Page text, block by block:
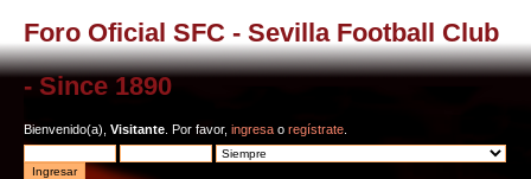
Foro Oficial SFC - Sevilla Football Club
- Since 1890
Bienvenido(a), Visitante . Por favor, ingresa o regístrate